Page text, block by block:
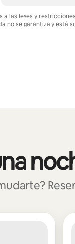
a las leyes y
no se garantiza y está